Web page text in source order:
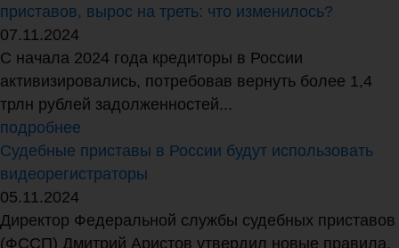
приставов, вырос на треть: что изменилось?
07.11.2024
С начала 2024 года кредиторы в России
активизировались, потребовав вернуть более 1,4
трлн рублей задолженностей...
подробнее
Судебные приставы в России будут использовать
видеорегистраторы
05.11.2024
Директор Федеральной службы судебных приставов
(ФССП) Дмитрий Аристов утвердил новые правила,